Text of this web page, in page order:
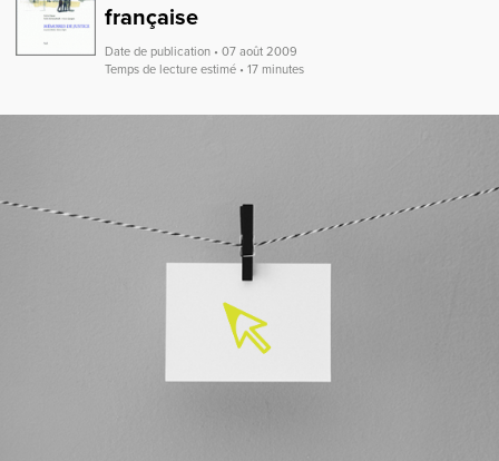
française
Date de publication • 07 août 2009
Temps de lecture estimé • 17 minutes